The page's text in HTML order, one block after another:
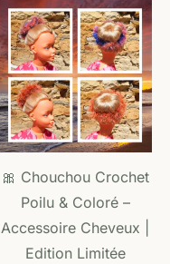
🎀 Chouchou Crochet
Poilu & Coloré –
Accessoire Cheveux |
Edition Limitée
Ce
a
Les